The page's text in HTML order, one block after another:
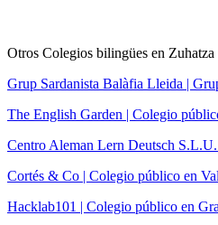
Otros Colegios bilingües en Zuhatza
Grup Sardanista Balàfia Lleida |
The English Garden | Colegio
Centro Aleman Lern Deutsch
Cortés & Co | Colegio público en
Hacklab101 | Colegio público en